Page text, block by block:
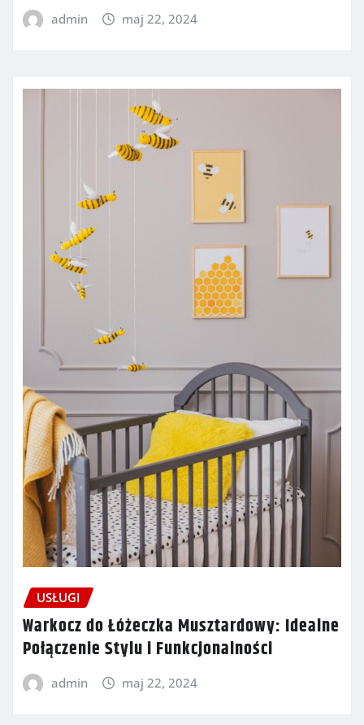
admin maj 22, 2024
USŁUGI
Warkocz do Łóżeczka Musztardowy: Idealne
Połączenie Stylu i Funkcjonalności
admin maj 22, 2024